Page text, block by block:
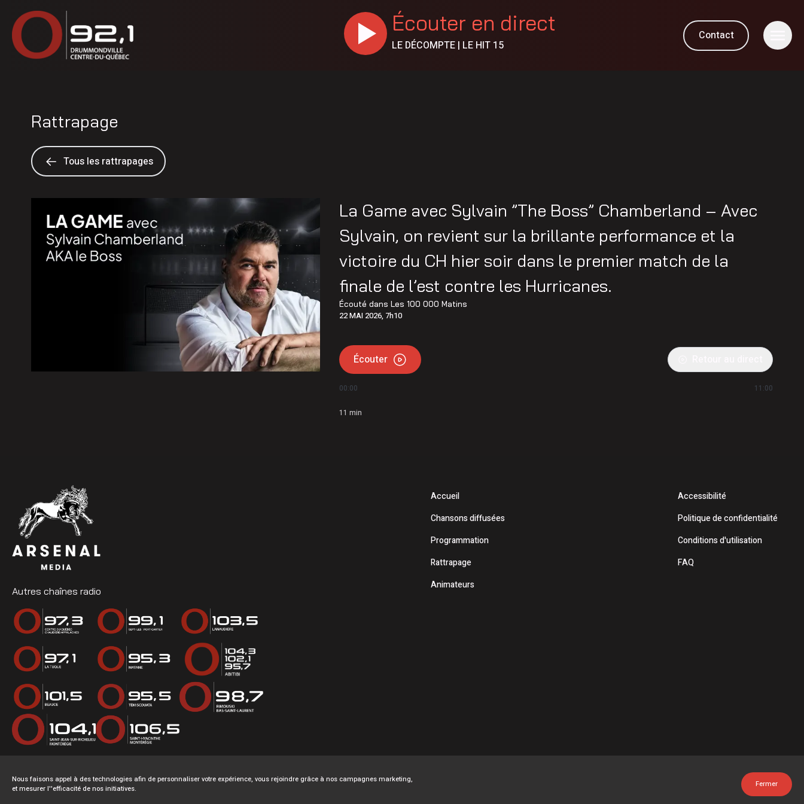
Écouter en direct
LE DÉCOMPTE | LE HIT 15
Contact
Rattrapage
Tous les rattrapages
La Game avec Sylvain ”The Boss” Chamberland – Avec
Sylvain, on revient sur la brillante performance et la
victoire du CH hier soir dans le premier match de la
finale de l’est contre les Hurricanes.
Écouté dansLes 100 000 Matins
22 MAI 2026, 7h10
Écouter
00:00 11:00
11 min
Autres chaînes radio
Accueil
Chansons diffusées
Programmation
Rattrapage
Animateurs
Accessibilité
Politique de confidentialité
Conditions d'utilisation
FAQ
Nous faisons appel à des technologies afin de personnaliser votre expérience, vous rejoindre grâce à nos campagnes marketing,
et mesurer l''efficacité de nos initiatives.
Fermer